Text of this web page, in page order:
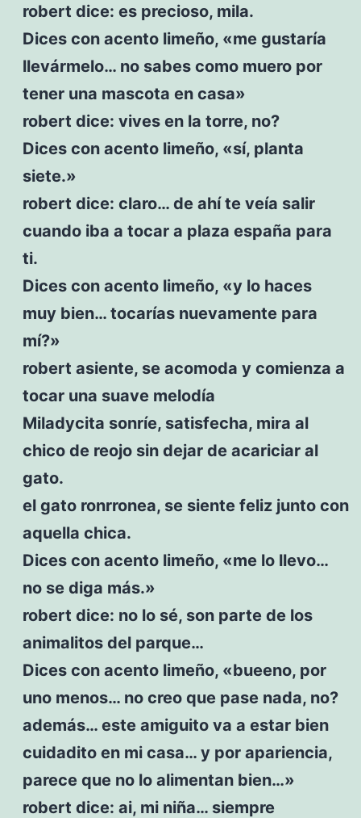
robert dice: es precioso, mila.
Dices con acento limeño, «me gustaría
llevármelo… no sabes como muero por
tener una mascota en casa»
robert dice: vives en la torre, no?
Dices con acento limeño, «sí, planta
siete.»
robert dice: claro… de ahí te veía salir
cuando iba a tocar a plaza españa para
ti.
Dices con acento limeño, «y lo haces
muy bien… tocarías nuevamente para
mí?»
robert asiente, se acomoda y comienza a
tocar una suave melodía
Miladycita sonríe, satisfecha, mira al
chico de reojo sin dejar de acariciar al
gato.
el gato ronrronea, se siente feliz junto con
aquella chica.
Dices con acento limeño, «me lo llevo…
no se diga más.»
robert dice: no lo sé, son parte de los
animalitos del parque…
Dices con acento limeño, «bueeno, por
uno menos… no creo que pase nada, no?
además… este amiguito va a estar bien
cuidadito en mi casa… y por apariencia,
parece que no lo alimentan bien…»
robert dice: ai, mi niña… siempre